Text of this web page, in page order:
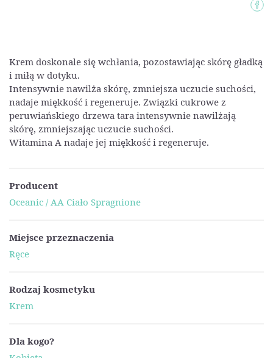
Krem doskonale się wchłania, pozostawiając skórę gładką
i miłą w dotyku.
Intensywnie nawilża skórę, zmniejsza uczucie suchości,
nadaje miękkość i regeneruje. Związki cukrowe z
peruwiańskiego drzewa tara intensywnie nawilżają
skórę, zmniejszając uczucie suchości.
Witamina A nadaje jej miękkość i regeneruje.
Producent
Oceanic / AA Ciało Spragnione
Miejsce przeznaczenia
Ręce
Rodzaj kosmetyku
Krem
Dla kogo?